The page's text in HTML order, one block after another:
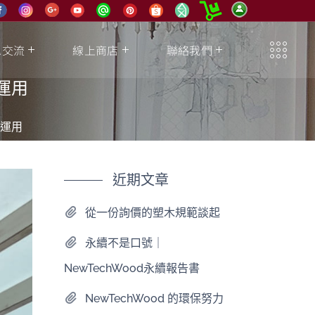
流 線上商店 聯絡我們
用
用
近期文章
從一份詢價的塑木規範談起
永續不是口號｜
NewTechWood永續報告書
NewTechWood 的環保努力